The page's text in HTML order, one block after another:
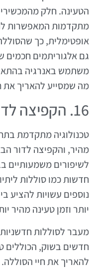
הטעינה. חלק
מתקדמות המאפשרות
אופטימלית, כך
גם אלגוריתמים
משתמש באנרגיה
מה שמסייע להאריך את
16. הקפיצה לדור הבא של סוללות
טכנולוגיה מתקדמת
מהיר, והקפיצה לדור
לשיפורים משמעותיים
חדשות כמו סוללות
נוספים עשויות להציע
יותר וזמן טעינה מהיר
מעבר לסוללות
חדשים בשוק, הכוללים
להאריך את חיי